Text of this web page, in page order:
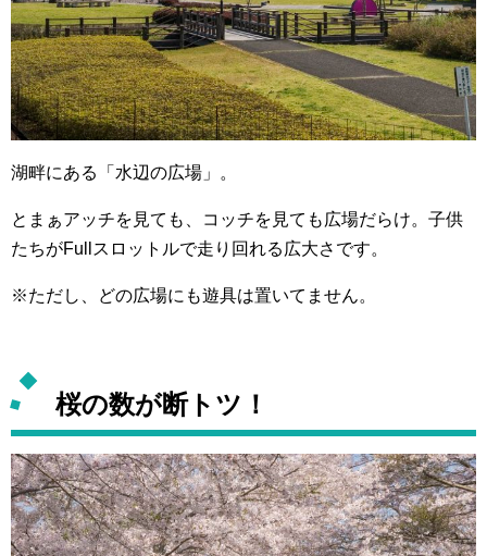
湖畔にある「水辺の広場」。
とまぁアッチを見ても、コッチを見ても広場だらけ。子供
たちがFullスロットルで走り回れる広大さです。
※ただし、どの広場にも遊具は置いてません。
桜の数が断トツ！